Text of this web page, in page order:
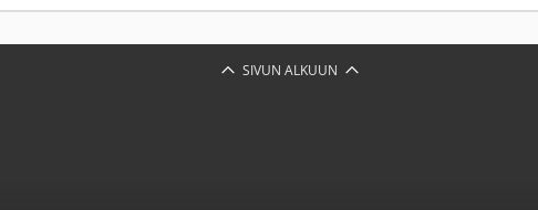
SIVUN ALKUUN